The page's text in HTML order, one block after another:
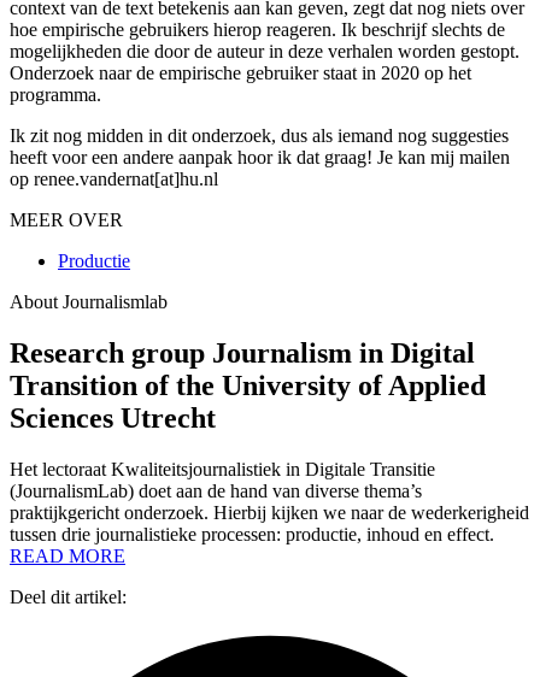
context van de text betekenis aan kan geven, zegt dat nog niets over
hoe empirische gebruikers hierop reageren. Ik beschrijf slechts de
mogelijkheden die door de auteur in deze verhalen worden gestopt.
Onderzoek naar de empirische gebruiker staat in 2020 op het
programma.
Ik zit nog midden in dit onderzoek, dus als iemand nog suggesties
heeft voor een andere aanpak hoor ik dat graag! Je kan mij mailen
op renee.vandernat[at]hu.nl
MEER OVER
Productie
About Journalismlab
Research group Journalism in Digital
Transition of the University of Applied
Sciences Utrecht
Het lectoraat Kwaliteitsjournalistiek in Digitale Transitie
(JournalismLab) doet aan de hand van diverse thema’s
praktijkgericht onderzoek. Hierbij kijken we naar de wederkerigheid
tussen drie journalistieke processen: productie, inhoud en effect.
READ MORE
Deel dit artikel: